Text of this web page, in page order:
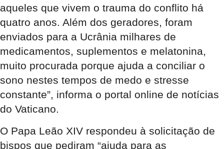
aqueles que vivem o trauma do conflito há
quatro anos. Além dos geradores, foram
enviados para a Ucrânia milhares de
medicamentos, suplementos e melatonina,
muito procurada porque ajuda a conciliar o
sono nestes tempos de medo e stresse
constante”, informa o portal online de notícias
do Vaticano.
O Papa Leão XIV respondeu à solicitação de
bispos que pediram “ajuda para as